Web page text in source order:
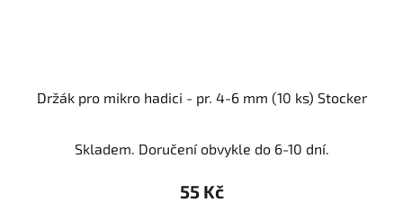
Držák pro mikro hadici - pr. 4-6 mm (10 ks) Stocker
Skladem. Doručení obvykle do 6-10 dní.
55 Kč